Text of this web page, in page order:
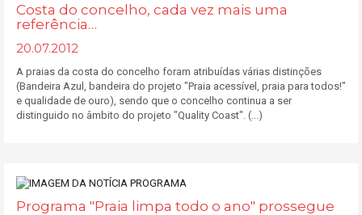
Costa do concelho, cada vez mais uma
referência…
20.07.2012
A praias da costa do concelho foram atribuídas várias distinções
(Bandeira Azul, bandeira do projeto "Praia acessível, praia para todos!"
e qualidade de ouro), sendo que o concelho continua a ser
distinguido no âmbito do projeto "Quality Coast". (...)
Programa "Praia limpa todo o ano" prossegue